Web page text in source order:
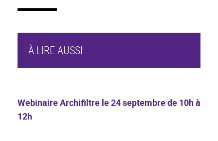
À LIRE AUSSI
Webinaire Archifiltre le 24 septembre de 10h à
12h